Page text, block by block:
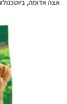
אצה אדומה,